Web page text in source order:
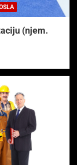
(njem.